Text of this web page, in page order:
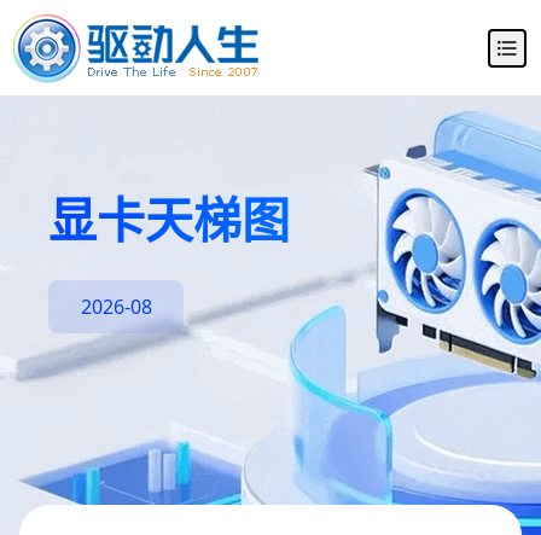
显卡天梯图
2026-08